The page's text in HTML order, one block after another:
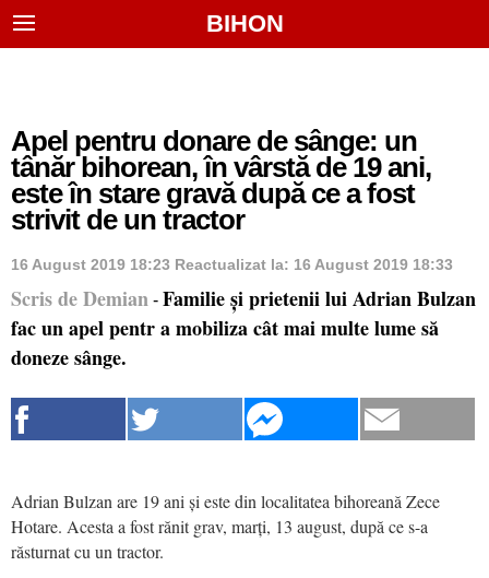
BIHON
Apel pentru donare de sânge: un
tânăr bihorean, în vârstă de 19 ani,
este în stare gravă după ce a fost
strivit de un tractor
16 August 2019 18:23 Reactualizat la: 16 August 2019 18:33
Scris de Demian - Familie și prietenii lui Adrian Bulzan
fac un apel pentr a mobiliza cât mai multe lume să
doneze sânge.
Adrian Bulzan are 19 ani și este din localitatea bihoreană Zece
Hotare. Acesta a fost rănit grav, marți, 13 august, după ce s-a
răsturnat cu un tractor.